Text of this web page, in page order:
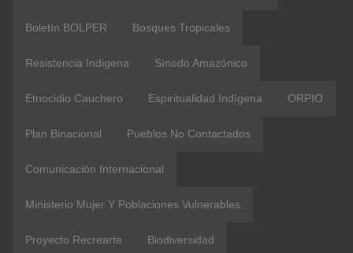
Boletín BOLPER Bosques Tropicales
Resistencia Indigena Sínodo Amazónico
Etnocidio Cauchero Espiritualidad Indígena ORPIO
Plan Binacional Pueblos No Contactados
Comunicación Internacional
Ministerio Mujer Y Poblaciones Vulnerables
Proyecto Recrearte Biodiversidad